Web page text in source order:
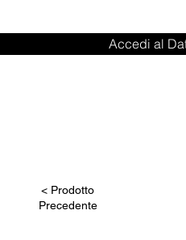
Accedi al
< Prodotto
Precedente